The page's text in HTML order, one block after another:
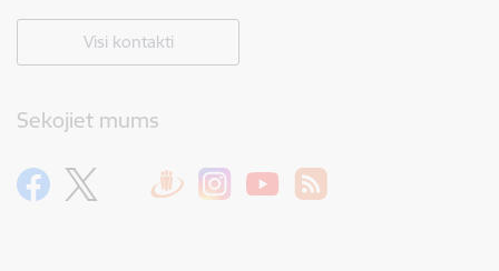
Visi kontakti
Sekojiet mums